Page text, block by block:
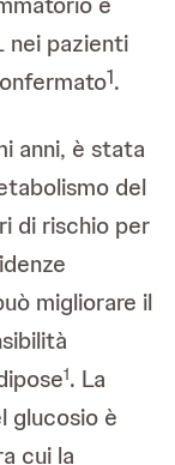
nei pazienti
1.
anni, è stata
del
di rischio per
migliorare il
1. La
glucosio è
cui la